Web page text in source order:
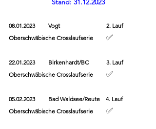
Stand: 31.12.2023
08.01.2023         Vogt
2. Lauf
Oberschwäbische Crosslaufserie
	✅
22.01.2023         Birkenhardt/BC  	3. Lauf
Oberschwäbische Crosslaufserie
	✅
05.02.2023         Bad Waldsee/Reute    4. Lauf
Oberschwäbische Crosslaufserie
	✅